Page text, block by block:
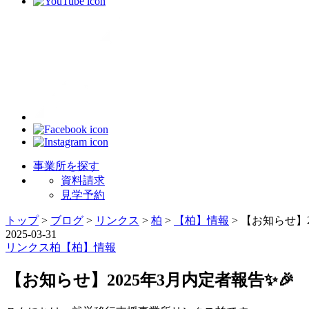
事業所を探す
資料請求
見学予約
トップ> ブログ > リンクス > 柏 > 【柏】情報 >
【お知らせ
2025-03-31
リンクス柏 【柏】情報
【お知らせ】2025年3月内定者報告✨🎉